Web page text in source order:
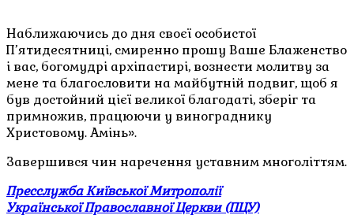
Наближаючись до дня своєї особистої
П’ятидесятниці, смиренно прошу Ваше Блаженство
і вас, богомудрі архіпастирі, вознести молитву за
мене та благословити на майбутній подвиг, щоб я
був достойний цієї великої благодаті, зберіг та
примножив, працюючи у винограднику
Христовому. Амінь».
Завершився чин наречення уставним многоліттям.
Пресслужба Київської Митрополії
Української Православної Церкви (ПЦУ)